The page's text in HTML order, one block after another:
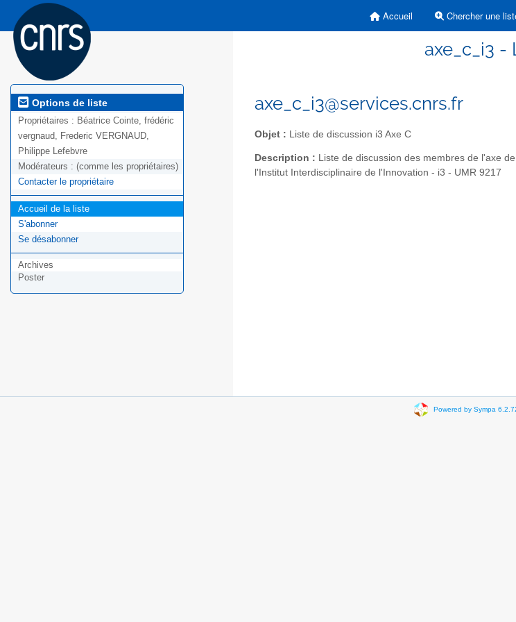
Accueil Chercher une
axe_c_i3 -
Options de liste
Propriétaires : Béatrice Cointe, frédéric
vergnaud, Frederic VERGNAUD,
Philippe Lefebvre
Modérateurs : (comme les propriétaires)
Contacter le propriétaire
Accueil de la liste
S'abonner
Se désabonner
Archives
Poster
axe_c_i3@services.cnrs.fr
Objet : Liste de discussion i3 Axe C
Description : Liste de discussion des membres de l'axe
l'Institut Interdisciplinaire de l'Innovation - i3 - UMR 9217
Powered by Sympa